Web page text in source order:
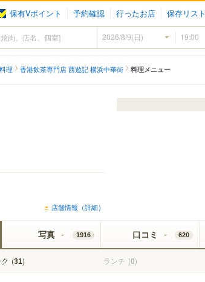
保有Vポイント 予約確認 行ったお店 保存リスト
理 香港飲茶専門店 西遊記 横浜中華街 料理メニュー
店舗情報（詳細）
(31) ランチ (0)
写真 1916 口コミ 620